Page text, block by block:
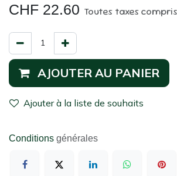
CHF 22.60 Toutes taxes
AJOUTER AU PANIER
Ajouter à la liste de souhaits
Conditions générales